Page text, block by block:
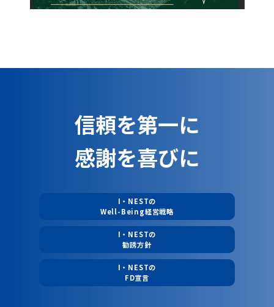
信頼を第一に
感謝を喜びに
I・NESTの
Well-Being経営戦略
I・NESTの
勧誘方針
I・NESTの
FD宣言